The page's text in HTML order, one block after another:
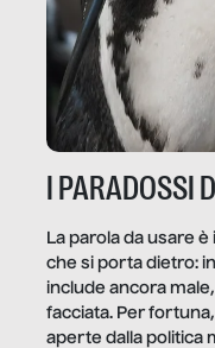
I PARADOSSI
La parola da usare
che si porta dietro:
include ancora
facciata. Per
aperte dalla politica